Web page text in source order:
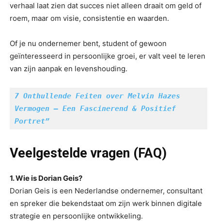
verhaal laat zien dat succes niet alleen draait om geld of
roem, maar om visie, consistentie en waarden.
Of je nu ondernemer bent, student of gewoon
geïnteresseerd in persoonlijke groei, er valt veel te leren
van zijn aanpak en levenshouding.
7 Onthullende Feiten over Melvin Hazes
Vermogen – Een Fascinerend & Positief
Portret”
Veelgestelde vragen (FAQ)
1. Wie is Dorian Geis?
Dorian Geis is een Nederlandse ondernemer, consultant
en spreker die bekendstaat om zijn werk binnen digitale
strategie en persoonlijke ontwikkeling.